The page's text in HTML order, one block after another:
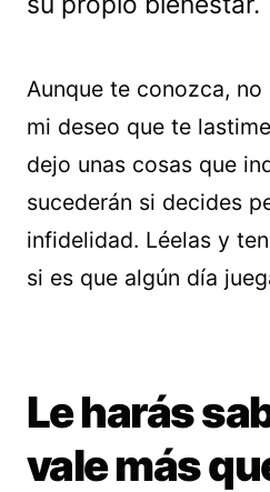
Aunque te conozca,
mi deseo que te
dejo unas cosas que
sucederán si decides
infidelidad. Léelas y
si es que algún día
Le harás
vale más